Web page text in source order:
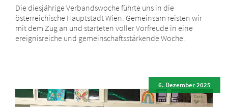
Die diesjährige Verbandswoche führte uns in die
österreichische Hauptstadt Wien. Gemeinsam reisten wir
mit dem Zug an und starteten voller Vorfreude in eine
ereignisreiche und gemeinschaftsstärkende Woche.
6. Dezember 2025